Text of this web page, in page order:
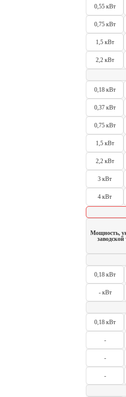
0,55 кВт
0,75 кВт
1,5 кВт
2,2 кВт
0,18 кВт
0,37 кВт
0,75 кВт
1,5 кВт
2,2 кВт
3 кВт
4 кВт
Мощность,
0,18 кВт
- кВт
0,18 кВт
-
-
-